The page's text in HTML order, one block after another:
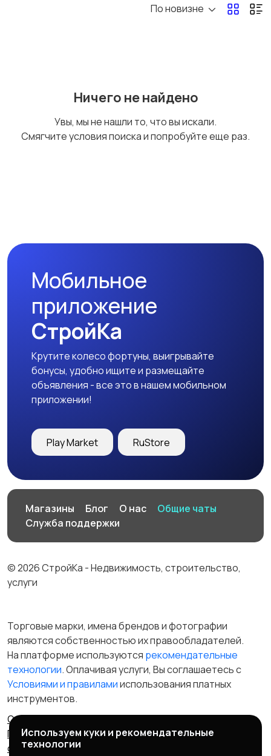
Музыкальные центры
портативное аудио
По новизне
Ничего не найдено
Увы, мы не нашли то, что вы искали.
Смягчите условия поиска и попробуйте еще раз.
Мобильное
приложение
СтройКа
Крутите колесо фортуны, выигрывайте
бонусы, удобно ищите и размещайте
объявления - все это в нашем мобильном
приложении!
Play Market RuStore
Магазины Блог О нас
Общие чаты
Служба поддержки
© 2026 СтройКа - Недвижимость, строительство,
услуги
Торговые марки, имена брендов и фотографии
являются собственностью их правообладателей.
На платформе используются рекомендательные
технологии. Оплачивая услуги, Вы соглашаетесь c
Условиями и правиламииспользования платных
инструментов.
Отказ от ответственности
Правила сервиса
Политика конфиденциальности
Пользовательское
соглашение
Запрещенные товары/услуги
Используем куки и рекомендательные
технологии